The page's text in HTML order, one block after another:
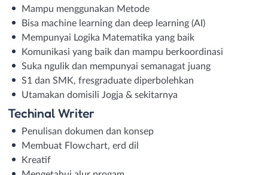
Mampu menggunakan Metode
Bisa machine learning dan deep learning (AI)
Mempunyai Logika Matematika yang baik
Komunikasi yang baik dan mampu berkoordinasi
Suka ngulik dan mempunyai semanagat juang
S1 dan SMK, fresgraduate diperbolehkan
Utamakan domisili Jogja & sekitarnya
Techinal Writer
Penulisan dokumen dan konsep
Membuat Flowchart, erd dil
Kreatif